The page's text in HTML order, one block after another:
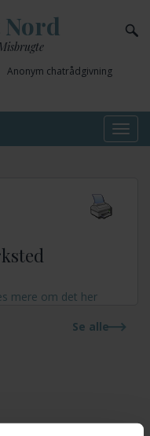
Anonym chatrådgivning
Toggle
mere om det her
Se alle